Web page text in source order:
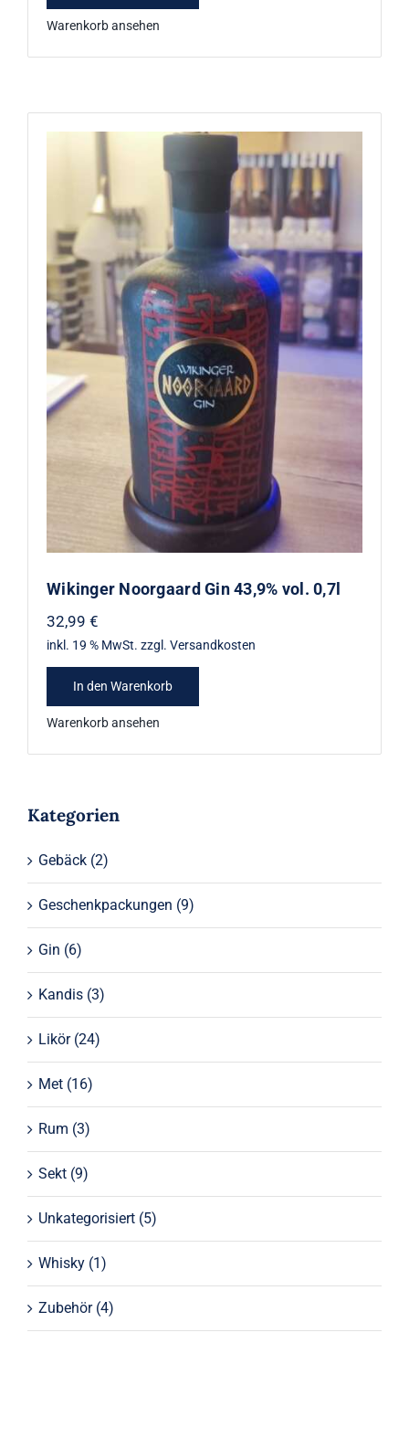
Warenkorb ansehen
Wikinger Noorgaard Gin 43,9%
vol. 0,7l
Wikinger Noorgaard Gin 43,9% vol. 0,7l
32,99 €
inkl. 19 % MwSt. zzgl. Versandkosten
In den Warenkorb
Warenkorb ansehen
Kategorien
Gebäck (2)
Geschenkpackungen (9)
Gin (6)
Kandis (3)
Likör (24)
Met (16)
Rum (3)
Sekt (9)
Unkategorisiert (5)
Whisky (1)
Zubehör (4)